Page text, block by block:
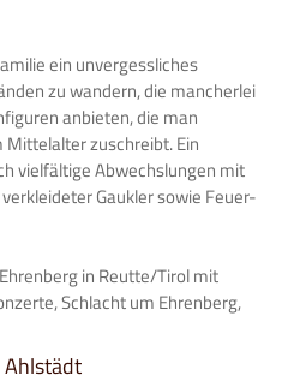
ein unvergessliches
zu wandern, die mancherlei
anbieten, die man
zuschreibt. Ein
vielfältige Abwechslungen mit
Gaukler sowie Feuer-
in Reutte/Tirol mit
Schlacht um Ehrenberg,